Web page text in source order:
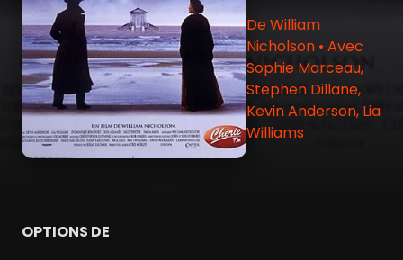
De William
Nicholson • Avec
Sophie Marceau,
Stephen Dillane,
Kevin Anderson, Lia
Williams
OPTIONS DE